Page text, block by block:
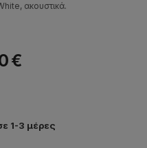
ακουστικά.
€
1-3 μέρες